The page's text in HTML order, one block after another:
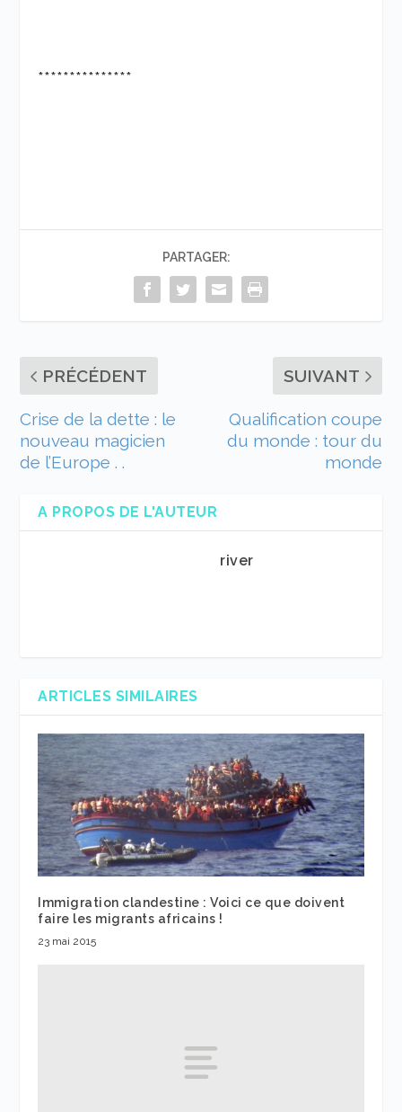
***************
PARTAGER:
PRÉCÉDENT
Crise de la dette : le
nouveau magicien
de l’Europe . .
SUIVANT
Qualification coupe
du monde : tour du
monde
A PROPOS DE L'AUTEUR
river
ARTICLES SIMILAIRES
Immigration clandestine : Voici ce que doivent
faire les migrants africains !
23 mai 2015